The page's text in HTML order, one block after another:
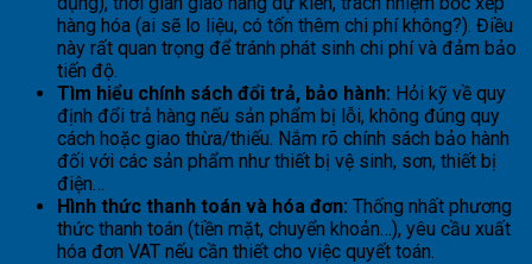
hàng hóa (ai sẽ lo liệu, có tốn thêm chi phí không?). Điều
này rất quan trọng để tránh phát sinh chi phí và đảm bảo
tiến độ.
Tìm hiểu chính sách đổi trả, bảo hành: Hỏi kỹ về quy
định đổi trả hàng nếu sản phẩm bị lỗi, không đúng quy
cách hoặc giao thừa/thiếu. Nắm rõ chính sách bảo hành
đối với các sản phẩm như thiết bị vệ sinh, sơn, thiết bị
điện…
Hình thức thanh toán và hóa đơn: Thống nhất phương
thức thanh toán (tiền mặt, chuyển khoản…), yêu cầu xuất
hóa đơn VAT nếu cần thiết cho việc quyết toán.